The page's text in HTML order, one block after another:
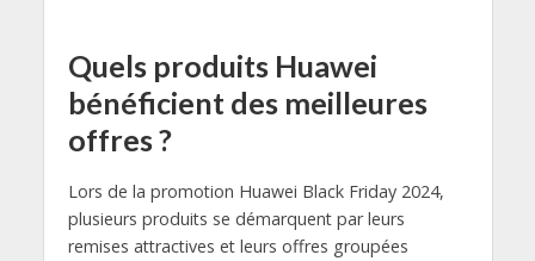
Quels produits Huawei
bénéficient des meilleures
offres ?
Lors de la promotion Huawei Black Friday 2024,
plusieurs produits se démarquent par leurs
remises attractives et leurs offres groupées